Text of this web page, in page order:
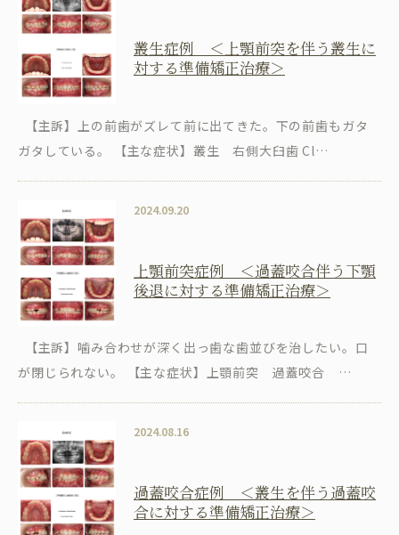
叢生症例 ＜上顎前突を伴う叢生に
対する準備矯正治療＞
【主訴】上の前歯がズレて前に出てきた。下の前歯もガタ
ガタしている。 【主な症状】叢生 右側大臼歯 Cl…
2024.09.20
上顎前突症例 ＜過蓋咬合伴う下顎
後退に対する準備矯正治療＞
【主訴】噛み合わせが深く出っ歯な歯並びを治したい。口
が閉じられない。 【主な症状】上顎前突 過蓋咬合 …
2024.08.16
過蓋咬合症例 ＜叢生を伴う過蓋咬
合に対する準備矯正治療＞